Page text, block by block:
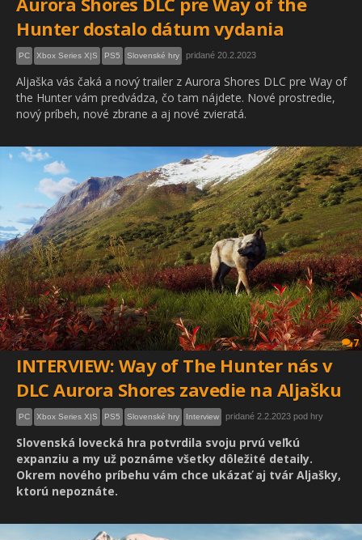
Hunter dostalo dátum vydania
PC Xbox Series X|S PS5 Slovenské hry pridané 20.2.2023
Aljaška vás čaká a nový trailer z Aurora Shores DLC pre Way of
the Hunter vám predvádza, čo tam nájdete. Nové prostredie,
nový príbeh, nové zbrane a aj nové zvieratá.
7
INTERVIEW: Way of The Hunter nás v
DLC Aurora Shores zavedie na Aljašku
PC Xbox Series X|S PS5 Slovenské hry Interview pridané 2.2.2023 pod hry
Slovenská lovecká hra potvrdila svoju prvú veľkú
expanziu a my už poznáme všetky dôležité detaily.
Okrem nového príbehu vám chce ukázať aj tvár Aljašky,
ktorú nepoznáte.